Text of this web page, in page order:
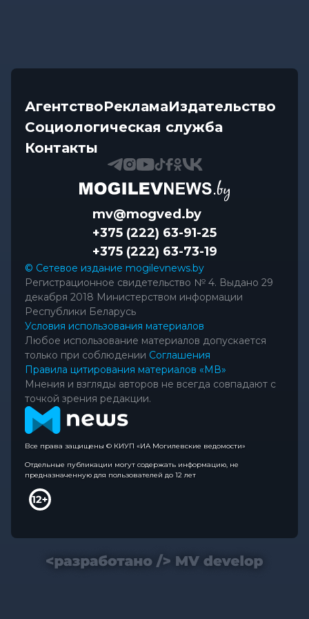
АгентствоРекламаИздательство
Социологическая служба
Контакты
mv@mogved.by
+375 (222) 63-91-25
+375 (222) 63-73-19
© Сетевое издание mogilevnews.by
Регистрационное свидетельство № 4. Выдано 29
декабря 2018 Министерством информации
Республики Беларусь
Условия использования материалов
Любое использование материалов допускается
только при соблюдении Соглашения
Правила цитирования материалов «МВ»
Мнения и взгляды авторов не всегда совпадают с
точкой зрения редакции.
Все права защищены © КИУП «ИА Могилевские ведомости»
Отдельные публикации могут содержать информацию, не
предназначенную для пользователей до 12 лет